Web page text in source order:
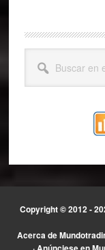
esta
Copyright © 2012 -
Acerca de